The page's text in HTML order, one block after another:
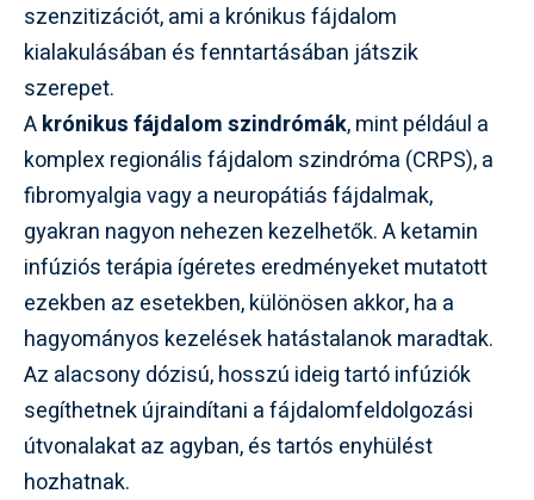
szenzitizációt, ami a krónikus fájdalom
kialakulásában és fenntartásában játszik
szerepet.
Akrónikus fájdalom szindrómák, mint például a
komplex regionális fájdalom szindróma (CRPS), a
fibromyalgia vagy a neuropátiás fájdalmak,
gyakran nagyon nehezen kezelhetők. A ketamin
infúziós terápia ígéretes eredményeket mutatott
ezekben az esetekben, különösen akkor, ha a
hagyományos kezelések hatástalanok maradtak.
Az alacsony dózisú, hosszú ideig tartó infúziók
segíthetnek újraindítani a fájdalomfeldolgozási
útvonalakat az agyban, és tartós enyhülést
hozhatnak.